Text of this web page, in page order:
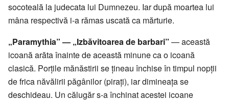
socoteală la judecata lui Dumnezeu. Iar după moartea lui
mâna respectivă i-a rămas uscată ca mărturie.
„Paramythia” — „Izbăvitoarea de barbari” — această
icoană arăta înainte de această minune ca o icoană
clasică. Porțile mănăstirii se țineau închise în timpul nopții
de frica năvălirii păgânilor (pirați), iar dimineața se
deschideau. Un călugăr s-a închinat acestei icoane